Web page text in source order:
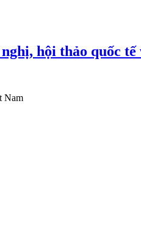
hội thảo quốc
Nam